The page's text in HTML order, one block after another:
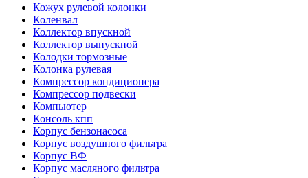
Кожух рулевой колонки
Коленвал
Коллектор впускной
Коллектор выпускной
Колодки тормозные
Колонка рулевая
Компрессор кондиционера
Компрессор подвески
Компьютер
Консоль кпп
Корпус бензонасоса
Корпус воздушного фильтра
Корпус ВФ
Корпус масляного фильтра